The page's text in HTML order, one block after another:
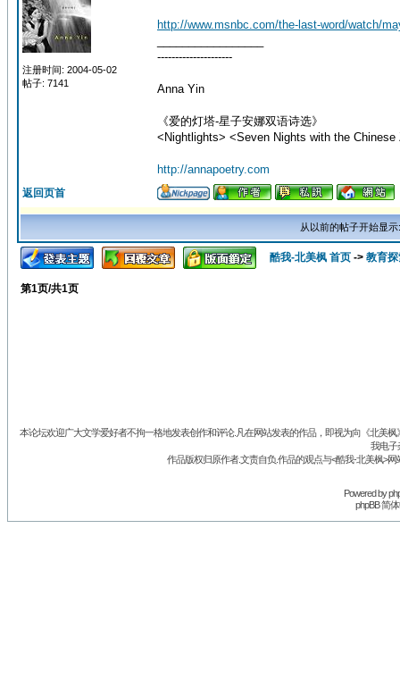
注册时间: 2004-05-02
帖子: 7141
http://www.msnbc.com/the-last-word/watch/
---------------------
Anna Yin
《爱的灯塔-星子安娜双语诗选》
<Nightlights> <Seven Nights with the Chinese
http://annapoetry.com
返回页首
从以前的帖子开始显
酷我-北美枫 首页 -> 教育
第1页/共1页
本论坛欢迎广大文学爱好者不拘一格地发表创作和评论.凡在网站发表的作品，即视为向《北美
我电子
作品版权归原作者.文责自负.作品的观点与<酷我-北美枫>
Powered by
phpBB 简